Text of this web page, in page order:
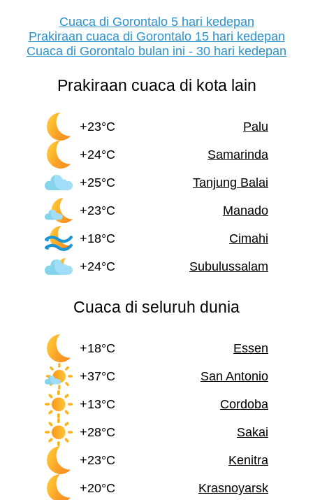
Cuaca di Gorontalo 5 hari kedepan
Prakiraan cuaca di Gorontalo 15 hari kedepan
Cuaca di Gorontalo bulan ini - 30 hari kedepan
Prakiraan cuaca di kota lain
+23°C
Palu
+24°C
Samarinda
+25°C
Tanjung Balai
+23°C
Manado
+18°C
Cimahi
+24°C
Subulussalam
Cuaca di seluruh dunia
+18°C
Essen
+37°C
San Antonio
+13°C
Cordoba
+28°C
Sakai
+23°C
Kenitra
+20°C
Krasnoyarsk